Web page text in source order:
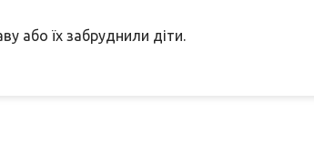
або їх забруднили діти.